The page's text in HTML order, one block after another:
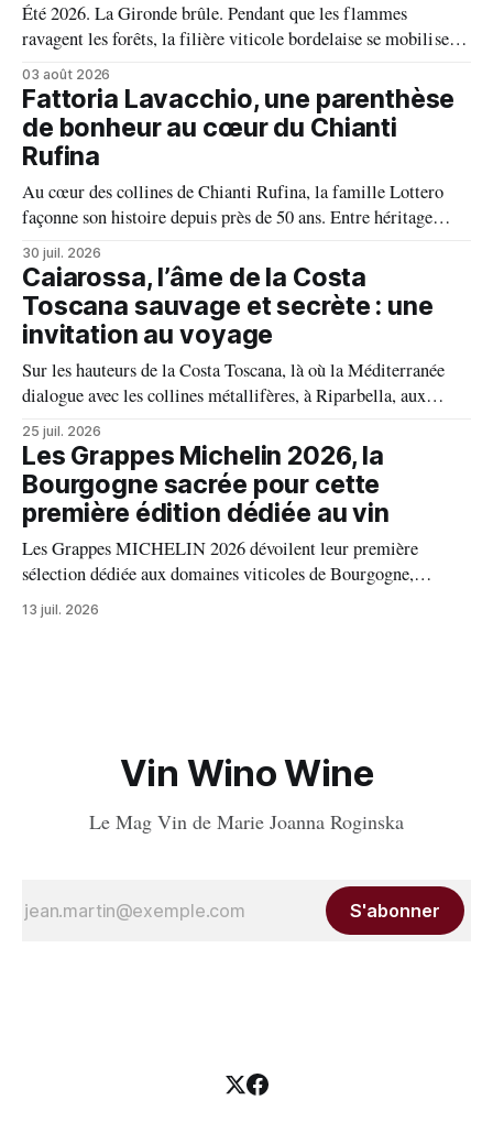
Été 2026. La Gironde brûle. Pendant que les flammes
ravagent les forêts, la filière viticole bordelaise se mobilise,
fait front commun et fait preuve d'une solidarité exemplaire
face aux incendies. Les vignes, sont épargnées et le millésime
s'annonce prometteur. Le feu n'aura pas eu le dernier mot.
03 août 2026
Fattoria Lavacchio, une parenthèse
de bonheur au cœur du Chianti
Rufina
Au cœur des collines de Chianti Rufina, la famille Lottero
façonne son histoire depuis près de 50 ans. Entre héritage
familial, exigence viticole et profond respect du terroir, le
domaine incarne une vision authentique du vin, où chaque
millésime raconte une terre, une passion et un art de vivre.
30 juil. 2026
Caiarossa, l’âme de la Costa
Toscana sauvage et secrète : une
invitation au voyage
Sur les hauteurs de la Costa Toscana, là où la Méditerranée
dialogue avec les collines métallifères, à Riparbella, aux
portes de Bolgheri, Caiarossa cultive une autre idée du grand
vin, celle d'un équilibre vivant entre la terre, les cépages et le
temps.
25 juil. 2026
Les Grappes Michelin 2026, la
Bourgogne sacrée pour cette
première édition dédiée au vin
Les Grappes MICHELIN 2026 dévoilent leur première
sélection dédiée aux domaines viticoles de Bourgogne,
distinguant 94 propriétés pour l’excellence de leurs vins. Au
palmarès : 9 domaines reçoivent trois grappes, 20 deux
13 juil. 2026
Vin Wino Wine
Le Mag Vin de Marie Joanna Roginska
S'abonner